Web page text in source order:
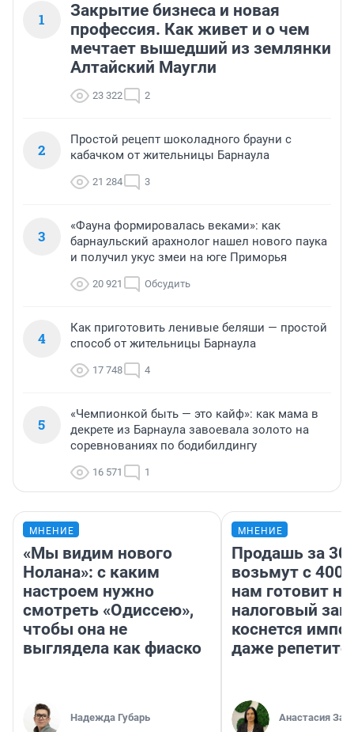
1
Закрытие бизнеса и новая
профессия. Как живет и о чем
мечтает вышедший из землянки
Алтайский Маугли
23 322 2
2
Простой рецепт шоколадного брауни с
кабачком от жительницы Барнаула
21 284 3
3
«Фауна формировалась веками»: как
барнаульский арахнолог нашел нового паука
и получил укус змеи на юге Приморья
20 921 Обсудить
4
Как приготовить ленивые беляши — простой
способ от жительницы Барнаула
17 748 4
5
«Чемпионкой быть — это кайф»: как мама в
декрете из Барнаула завоевала золото на
соревнованиях по бодибилдингу
16 571 1
МНЕНИЕ
«Мы видим нового
Нолана»: с каким
настроем нужно
смотреть «Одиссею»,
чтобы она не
выглядела как фиаско
Надежда Губарь
МНЕНИЕ
Продашь за
возьмут с
нам готовит
налоговый
коснется
даже
Анастасия